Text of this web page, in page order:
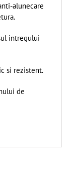
alunecare
intregului
si rezistent.
de